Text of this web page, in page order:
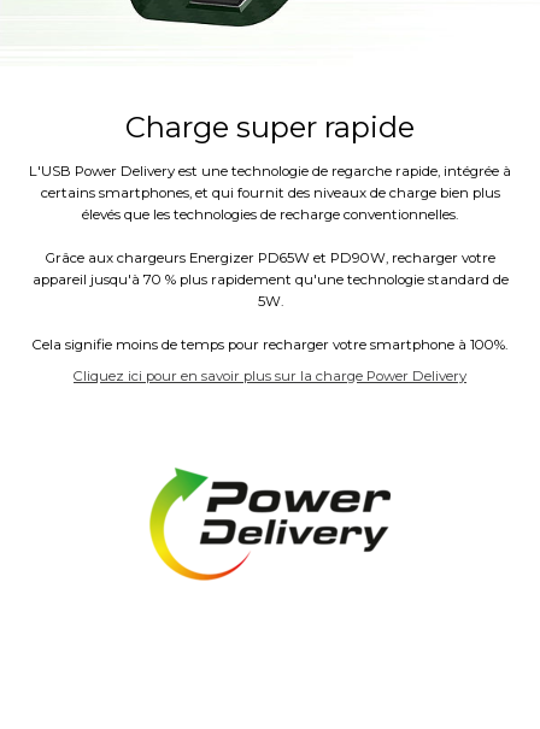
Charge super rapide
L'USB Power Delivery est une technologie de regarche rapide, intégrée à
certains smartphones, et qui fournit des niveaux de charge bien plus
élevés que les technologies de recharge conventionnelles.
Grâce aux chargeurs Energizer PD65W et PD90W, recharger votre
appareil jusqu'à 70 % plus rapidement qu'une technologie standard de
5W.
Cela signifie moins de temps pour recharger votre smartphone à 100%.
Cliquez ici pour en savoir plus sur la charge Power Delivery